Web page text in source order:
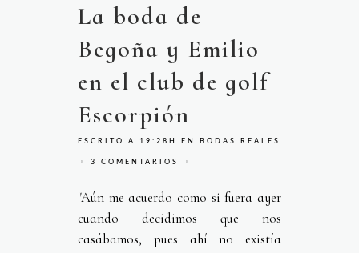
La boda de
Begoña y Emilio
en el club de golf
Escorpión
ESCRITO A 19:28H EN BODAS REALES
3 COMENTARIOS
"Aún me acuerdo como si fuera ayer
cuando decidimos que nos
casábamos, pues ahí no existía